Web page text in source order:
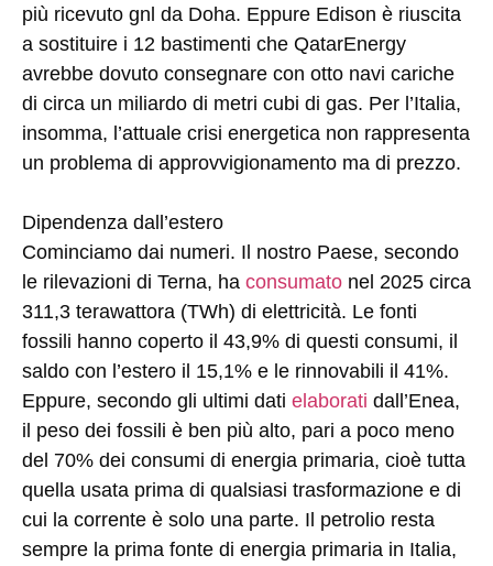
più ricevuto gnl da Doha. Eppure Edison è riuscita
a sostituire i 12 bastimenti che QatarEnergy
avrebbe dovuto consegnare con otto navi cariche
di circa un miliardo di metri cubi di gas. Per l’Italia,
insomma, l’attuale crisi energetica non rappresenta
un problema di approvvigionamento ma di prezzo.
Dipendenza dall’estero
Cominciamo dai numeri. Il nostro Paese, secondo
le rilevazioni di Terna, ha consumato nel 2025 circa
311,3 terawattora (TWh) di elettricità. Le fonti
fossili hanno coperto il 43,9% di questi consumi, il
saldo con l’estero il 15,1% e le rinnovabili il 41%.
Eppure, secondo gli ultimi dati elaborati dall’Enea,
il peso dei fossili è ben più alto, pari a poco meno
del 70% dei consumi di energia primaria, cioè tutta
quella usata prima di qualsiasi trasformazione e di
cui la corrente è solo una parte. Il petrolio resta
sempre la prima fonte di energia primaria in Italia,